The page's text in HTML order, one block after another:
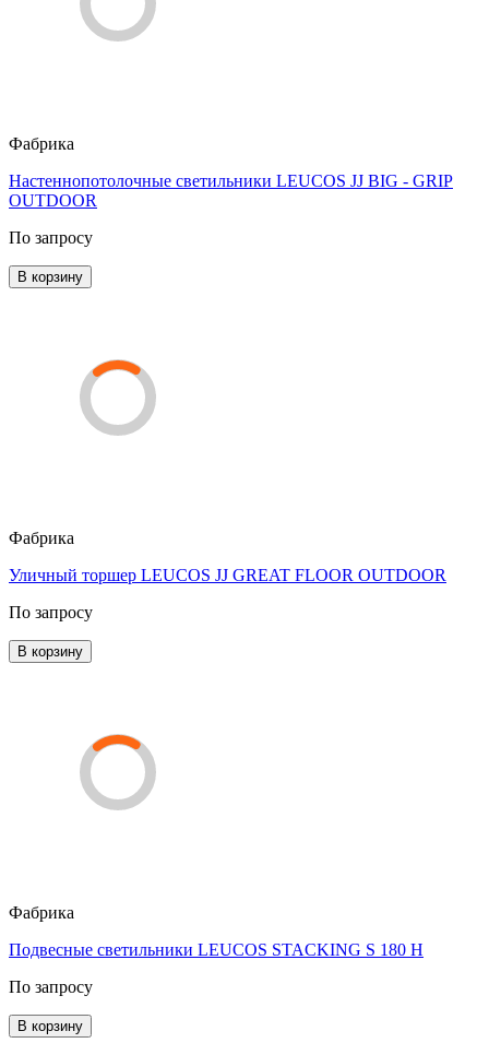
Фабрика
Настеннопотолочные светильники LEUCOS JJ BIG - GRIP
OUTDOOR
По запросу
В корзину
Фабрика
Уличный торшер LEUCOS JJ GREAT FLOOR OUTDOOR
По запросу
В корзину
Фабрика
Подвесные светильники LEUCOS STACKING S 180 H
По запросу
В корзину